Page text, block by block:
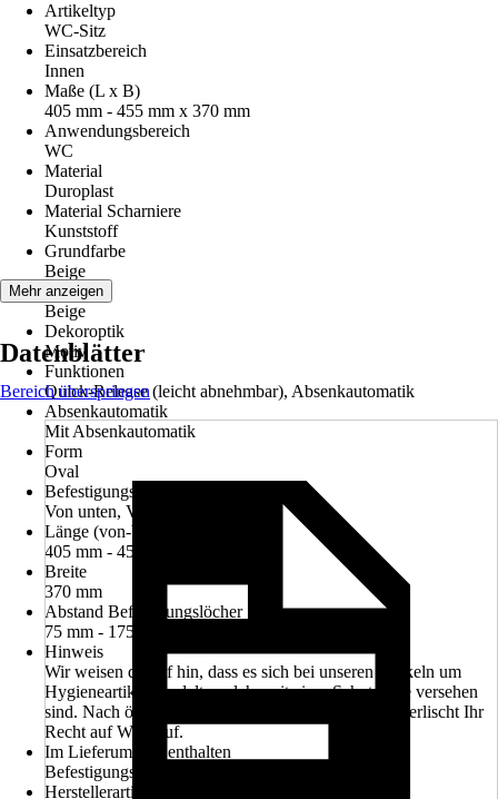
Artikeltyp
WC-Sitz
Einsatzbereich
Innen
Maße (L x B)
405 mm - 455 mm x 370 mm
Anwendungsbereich
WC
Material
Duroplast
Material Scharniere
Kunststoff
Grundfarbe
Beige
Farbton
Beige
Dekoroptik
Motiv
Funktionen
Quick-Release (leicht abnehmbar), Absenkautomatik
Absenkautomatik
Mit Absenkautomatik
Form
Oval
Befestigungsart
Von unten, Von oben
Länge (von-bis)
405 mm - 455 mm
Breite
370 mm
Abstand Befestigungslöcher
75 mm - 175 mm
Hinweis
Wir weisen darauf hin, dass es sich bei unseren Artikeln um
Hygieneartikel handelt, welche mit einer Schutzfolie versehen
sind. Nach öffnen oder entfernen dieser Schutzfolie erlischt Ihr
Recht auf Widerruf.
Im Lieferumfang enthalten
Befestigungssatz (Scharnier)
Herstellerartikelnummer
Mehr anzeigen
Datenblätter
Bereich überspringen